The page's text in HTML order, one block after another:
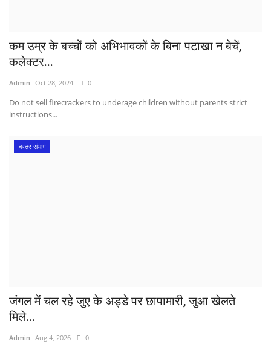
कम उम्र के बच्चों को अभिभावकों के बिना पटाखा न बेचें,
कलेक्टर...
Admin Oct 28, 2024 0
Do not sell firecrackers to underage children without parents strict
instructions...
बस्तर संभाग
जंगल में चल रहे जुए के अड्डे पर छापामारी, जुआ खेलते
मिले...
Admin Aug 4, 2026 0